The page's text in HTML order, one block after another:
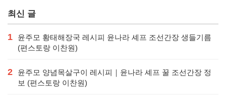
최신 글
1
윤주모 황태해장국 레시피 윤나라 셰프 조선간장 생들기름
(편스토랑 이찬원)
2
윤주모 양념목살구이 레시피｜윤나라 셰프 꿀 조선간장 정
보 (편스토랑 이찬원)